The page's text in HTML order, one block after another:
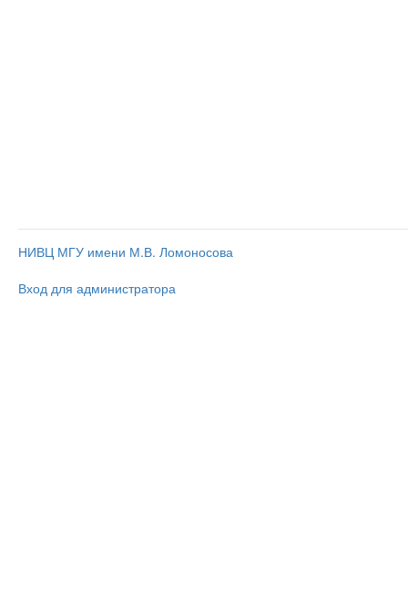
НИВЦ МГУ имени М.В. Ломоносова
Вход для администратора